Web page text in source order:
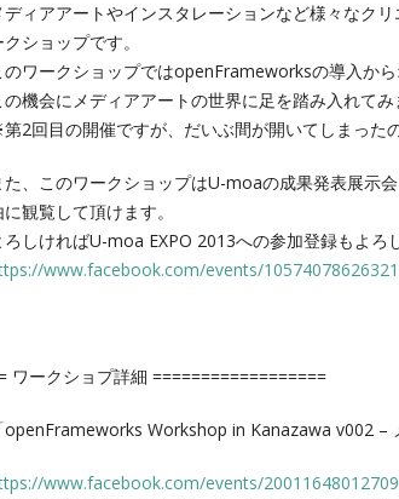
ディアアートやインスタレーションなど様々なクリ
クショップです。
のワークショップではopenFrameworksの導入か
の機会にメディアアートの世界に足を踏み入れてみ
2回目の開催ですが、だいぶ間が開いてしまった
た、このワークショップはU-moaの成果発表展示会
に観覧して頂けます。
ろしければU-moa EXPO 2013への参加登録もよろ
www.facebook.com/events/
ワークショプ詳細 ==================
openFrameworks Workshop in Kanazawa v002 –
www.facebook.com/events/